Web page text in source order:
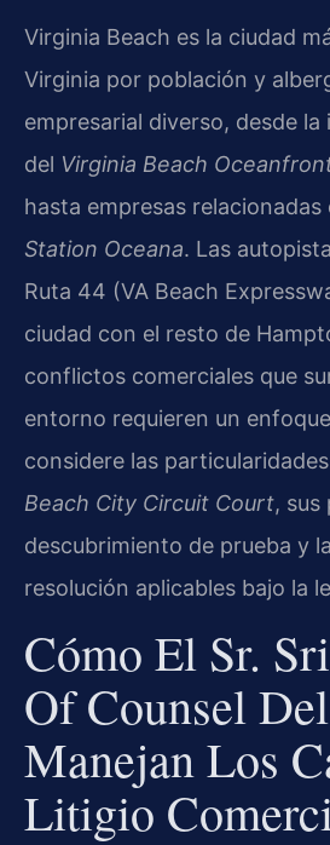
Virginia Beach es la ciudad
Virginia por población y
empresarial diverso, desde
del Virginia Beach
hasta empresas relacionadas
Station Oceana. Las
Ruta 44 (VA Beach
ciudad con el resto de
conflictos comerciales que
entorno requieren un
considere las
Beach City Circuit Court, sus
descubrimiento de prueba y
resolución aplicables bajo la
Cómo El Sr.
Of Counsel
Manejan Los
Litigio